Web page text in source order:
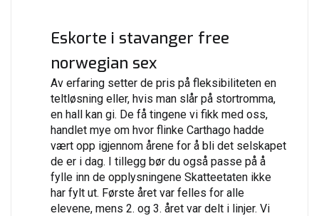
Eskorte i stavanger free
norwegian sex
Av erfaring setter de pris på fleksibiliteten en
teltløsning eller, hvis man slår på stortromma,
en hall kan gi. De få tingene vi fikk med oss,
handlet mye om hvor flinke Carthago hadde
vært opp igjennom årene for å bli det selskapet
de er i dag. I tillegg bør du også passe på å
fylle inn de opplysningene Skatteetaten ikke
har fylt ut. Første året var felles for alle
elevene, mens 2. og 3. året var delt i linjer. Vi